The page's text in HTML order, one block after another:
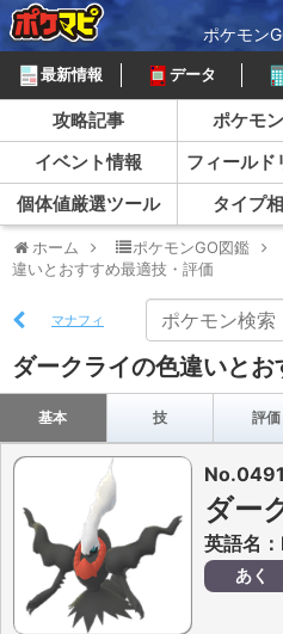
ポケモン
最新情報 データ
攻略記事 ポケモ
イベント情報
フィールド
個体値厳選ツール
タイプ
ホーム ポケモンGO図鑑
違いとおすすめ最適技・評価
マナフィ
ダークライの色違いと
基本 技 評価
No.0491
ダー
英語名
あく